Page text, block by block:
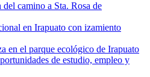
camino a Sta. Rosa de
en Irapuato con izamiento
en el parque ecológico de Irapuato
de estudio, empleo y